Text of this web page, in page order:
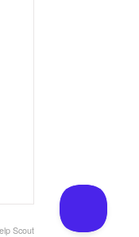
Scout